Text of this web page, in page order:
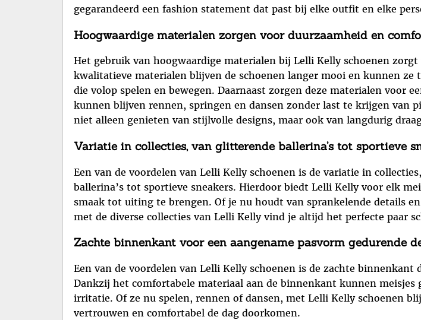
gegarandeerd een fashion statement dat past bij elke outfit en elke
Hoogwaardige materialen zorgen voor duurzaamheid en
Het gebruik van hoogwaardige materialen bij Lelli Kelly schoenen
kwalitatieve materialen blijven de schoenen langer mooi en kunnen
die volop spelen en bewegen. Daarnaast zorgen deze materialen voor
kunnen blijven rennen, springen en dansen zonder last te krijgen van
niet alleen genieten van stijlvolle designs, maar ook van langdurig
Variatie in collecties, van glitterende ballerina’s tot sportieve
Een van de voordelen van Lelli Kelly schoenen is de variatie in
ballerina’s tot sportieve sneakers. Hierdoor biedt Lelli Kelly voor elk
smaak tot uiting te brengen. Of je nu houdt van sprankelende details
met de diverse collecties van Lelli Kelly vind je altijd het perfecte paar
Zachte binnenkant voor een aangename pasvorm gedurende
Een van de voordelen van Lelli Kelly schoenen is de zachte
Dankzij het comfortabele materiaal aan de binnenkant kunnen
irritatie. Of ze nu spelen, rennen of dansen, met Lelli Kelly schoenen
vertrouwen en comfortabel de dag doorkomen.